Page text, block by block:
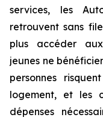
services, les
retrouvent sans
plus accéder
jeunes ne
personnes
logement, et les
dépenses